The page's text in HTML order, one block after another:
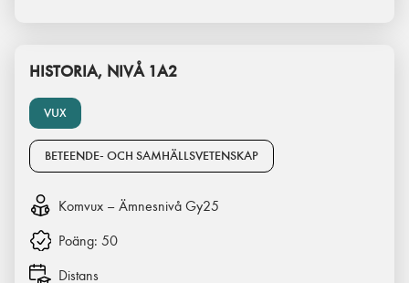
VUX
HISTORIA, NIVÅ 1A2
BETEENDE- OCH SAMHÄLLSVETENSKAP
Komvux – Ämnesnivå Gy25
Poäng: 50
Distans